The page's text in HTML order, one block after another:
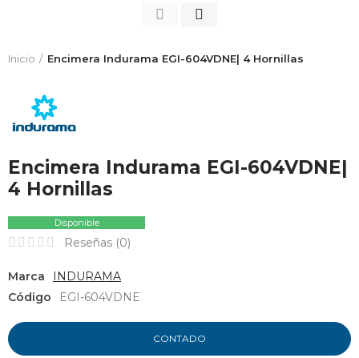
Inicio Encimera Indurama EGI-604VDNE| 4 Hornillas
Encimera Indurama EGI-604VDNE|
4 Hornillas
Disponible
Reseñas (0)
Marca
INDURAMA
Código
EGI-604VDNE
CONTADO